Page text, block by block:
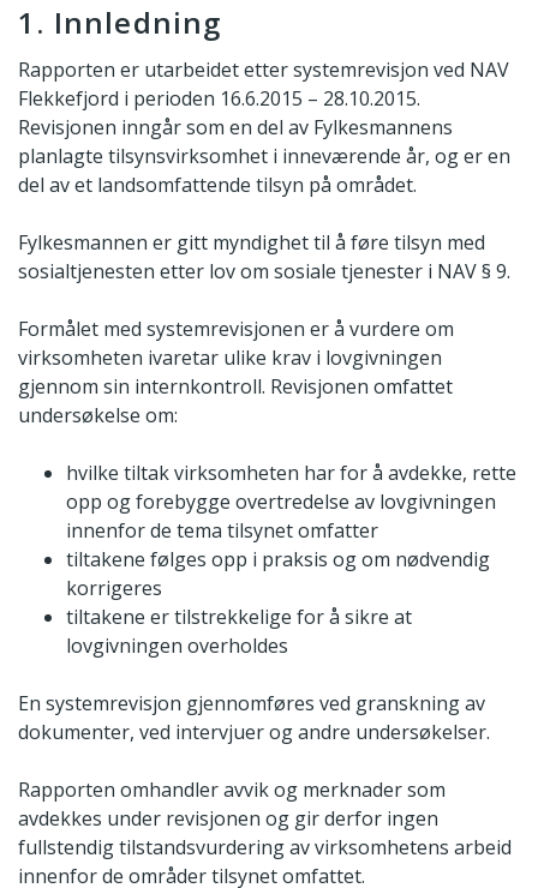
1. Innledning
Rapporten er utarbeidet etter systemrevisjon ved NAV
Flekkefjord i perioden 16.6.2015 – 28.10.2015.
Revisjonen inngår som en del av Fylkesmannens
planlagte tilsynsvirksomhet i inneværende år, og er en
del av et landsomfattende tilsyn på området.
Fylkesmannen er gitt myndighet til å føre tilsyn med
sosialtjenesten etter lov om sosiale tjenester i NAV § 9.
Formålet med systemrevisjonen er å vurdere om
virksomheten ivaretar ulike krav i lovgivningen
gjennom sin internkontroll. Revisjonen omfattet
undersøkelse om:
hvilke tiltak virksomheten har for å avdekke, rette
opp og forebygge overtredelse av lovgivningen
innenfor de tema tilsynet omfatter
tiltakene følges opp i praksis og om nødvendig
korrigeres
tiltakene er tilstrekkelige for å sikre at
lovgivningen overholdes
En systemrevisjon gjennomføres ved granskning av
dokumenter, ved intervjuer og andre undersøkelser.
Rapporten omhandler avvik og merknader som
avdekkes under revisjonen og gir derfor ingen
fullstendig tilstandsvurdering av virksomhetens arbeid
innenfor de områder tilsynet omfattet.